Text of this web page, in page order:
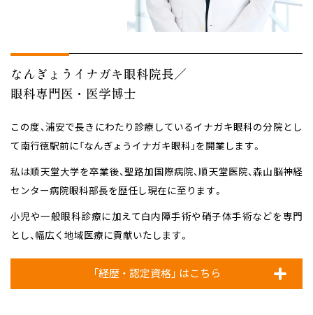
なんぎょうイナガキ眼科院長／
眼科専門医・医学博士
この度、浦安で長きにわたり診療しているイナガキ眼科の分院とし
て南行徳駅前に「なんぎょうイナガキ眼科」を開業します。
私は順天堂大学を卒業後、聖路加国際病院、順天堂医院、森山脳神経
センター病院眼科部長を歴任し現在に至ります。
小児や一般眼科診療に加えて白内障手術や硝子体手術などを専門
とし、 幅広く地域医療に貢献いたします。
「経歴 ・ 認定資格」 はこちら